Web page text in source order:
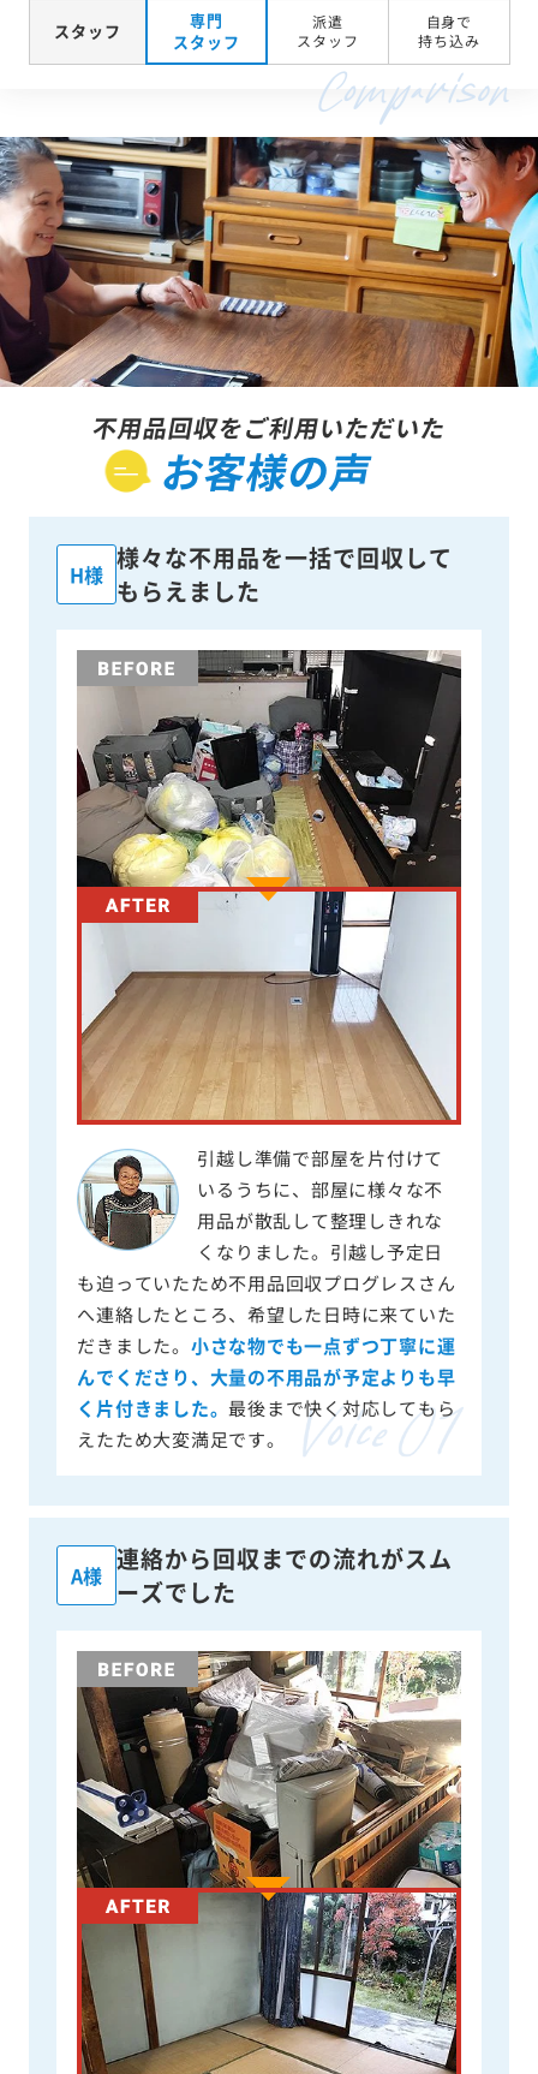
スタッフ
専門
スタッフ
派遣
スタッフ
自身で
持ち込み
不用品回収をご利用いただいた
お客様の声
H様
様々な不用品を一括で回収して
もらえました
引越し準備で部屋を片付けて
いるうちに、部屋に様々な不
用品が散乱して整理しきれな
くなりました。引越し予定日
も迫っていたため不用品回収プログレスさん
へ連絡したところ、希望した日時に来ていた
だきました。 小さな物でも一点ずつ丁寧に運
んでくださり、大量の不用品が予定よりも早
く片付きました。 最後まで快く対応してもら
えたため大変満足です。
A様
連絡から回収までの流れがスム
ーズでした